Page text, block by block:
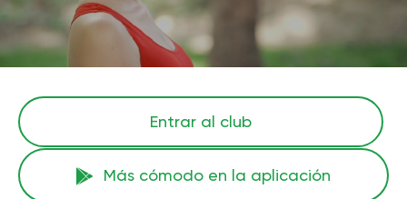
Entrar al club
Más cómodo en la aplicación